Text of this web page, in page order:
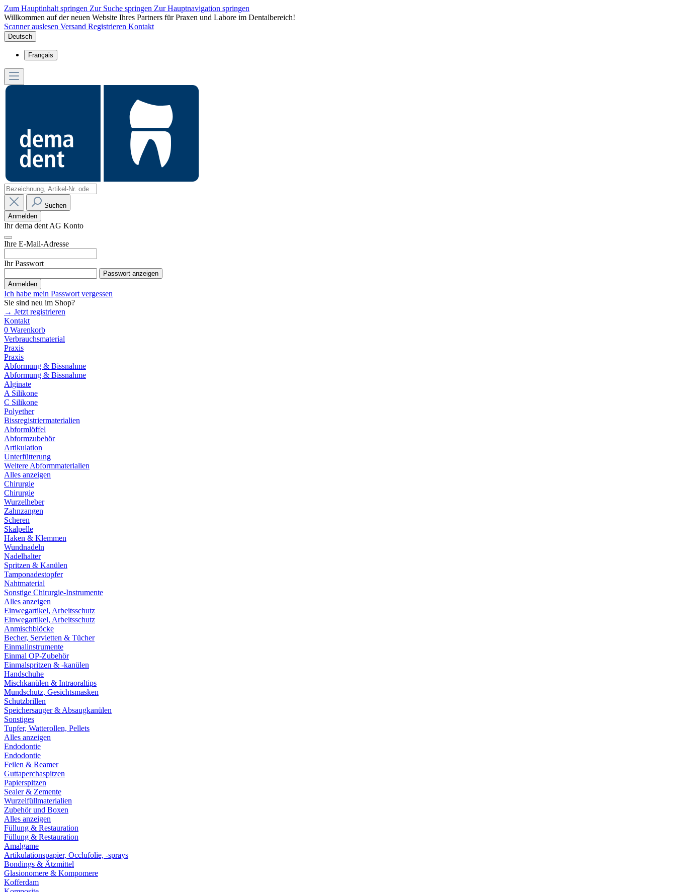
Zum Hauptinhalt springen Zur Suche springen Zur Hauptnavigation springen
Willkommen auf der neuen Website Ihres Partners für Praxen und Labore im Dentalbereich!
Scanner auslesen Versand Registrieren Kontakt
Deutsch
Français
Suchen
Anmelden
Ihr dema dent AG Konto
Ihre E-Mail-Adresse
Ihr Passwort
Passwort anzeigen
Anmelden
Ich habe mein Passwort vergessen
Sie sind neu im Shop?
→ Jetzt registrieren
Kontakt
0 Warenkorb
Verbrauchsmaterial
Praxis
Praxis
Abformung & Bissnahme
Abformung & Bissnahme
Alginate
A Silikone
C Silikone
Polyether
Bissregistriermaterialien
Abformlöffel
Abformzubehör
Artikulation
Unterfütterung
Weitere Abformmaterialien
Alles anzeigen
Chirurgie
Chirurgie
Wurzelheber
Zahnzangen
Scheren
Skalpelle
Haken & Klemmen
Wundnadeln
Nadelhalter
Spritzen & Kanülen
Tamponadestopfer
Nahtmaterial
Sonstige Chirurgie-Instrumente
Alles anzeigen
Einwegartikel, Arbeitsschutz
Einwegartikel, Arbeitsschutz
Anmischblöcke
Becher, Servietten & Tücher
Einmalinstrumente
Einmal OP-Zubehör
Einmalspritzen & -kanülen
Handschuhe
Mischkanülen & Intraoraltips
Mundschutz, Gesichtsmasken
Schutzbrillen
Speichersauger & Absaugkanülen
Sonstiges
Tupfer, Watterollen, Pellets
Alles anzeigen
Endodontie
Endodontie
Feilen & Reamer
Guttaperchaspitzen
Papierspitzen
Sealer & Zemente
Wurzelfüllmaterialien
Zubehör und Boxen
Alles anzeigen
Füllung & Restauration
Füllung & Restauration
Amalgame
Artikulationspapier, Occlufolie, -sprays
Bondings & Ätzmittel
Glasionomere & Kompomere
Kofferdam